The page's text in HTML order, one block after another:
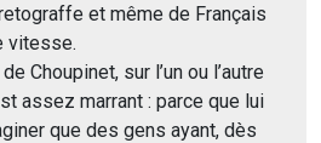
et même de Français
vitesse.
Choupinet, sur l’un ou l’autre
assez marrant : parce que lui
que des gens ayant, dès